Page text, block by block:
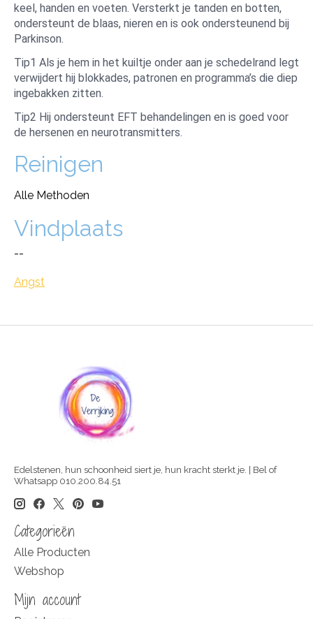
keel, handen en voeten. Versterkt je tanden en botten,
ondersteunt de blaas, nieren en is ook ondersteunend bij
Parkinson.
Tip1 Als je hem in het kuiltje onder aan je schedelrand legt
verwijdert hij blokkades, patronen en programma’s die diep
ingebakken zitten.
Tip2 Hij ondersteunt EFT behandelingen en is goed voor
de hersenen en neurotransmitters.
Reinigen
Alle Methoden
Vindplaats
--
Angst
Edelstenen, hun schoonheid siert je, hun kracht sterkt je. | Bel of
Whatsapp 010.200.84.51
Categorieën
Alle Producten
Webshop
Mijn account